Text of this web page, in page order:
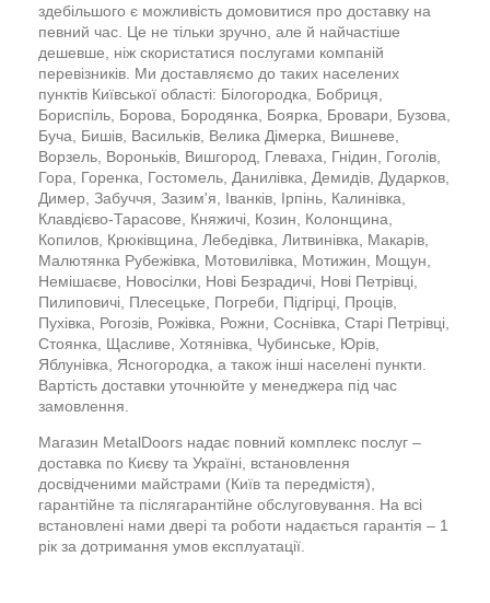
здебільшого є можливість домовитися про доставку на
певний час. Це не тільки зручно, але й найчастіше
дешевше, ніж скористатися послугами компаній
перевізників. Ми доставляємо до таких населених
пунктів Київської області: Білогородка, Бобриця,
Бориспіль, Борова, Бородянка, Боярка, Бровари, Бузова,
Буча, Бишів, Васильків, Велика Дімерка, Вишневе,
Ворзель, Вороньків, Вишгород, Глеваха, Гнідин, Гоголів,
Гора, Горенка, Гостомель, Данилівка, Демидів, Дударков,
Димер, Забуччя, Зазим'я, Іванків, Ірпінь, Калинівка,
Клавдієво-Тарасове, Княжичі, Козин, Колонщина,
Копилов, Крюківщина, Лебедівка, Литвинівка, Макарів,
Малютянка Рубежівка, Мотовилівка, Мотижин, Мощун,
Немішаєве, Новосілки, Нові Безрадичі, Нові Петрівці,
Пилиповичі, Плесецьке, Погреби, Підгірці, Проців,
Пухівка, Рогозів, Рожівка, Рожни, Соснівка, Старі Петрівці,
Стоянка, Щасливе, Хотянівка, Чубинське, Юрів,
Яблунівка, Ясногородка, а також інші населені пункти.
Вартість доставки уточнюйте у менеджера під час
замовлення.
Магазин MetalDoors надає повний комплекс послуг –
доставка по Києву та Україні, встановлення
досвідченими майстрами (Київ та передмістя),
гарантійне та післягарантійне обслуговування. На всі
встановлені нами двері та роботи надається гарантія – 1
рік за дотримання умов експлуатації.